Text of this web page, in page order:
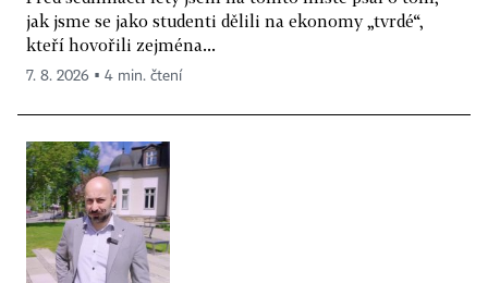
jak jsme se jako studenti dělili na ekonomy „tvrdé“,
kteří hovořili zejména...
7. 8. 2026 ▪ 4 min. čtení